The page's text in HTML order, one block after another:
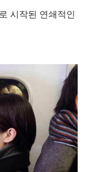
시작된 연쇄적인